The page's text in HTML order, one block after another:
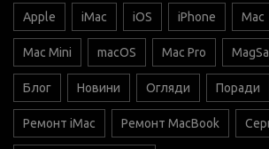
Apple iMac iOS iPhone Mac
Mac Mini macOS Mac Pro
Блог Новини Огляди Поради
Ремонт iMac Ремонт MacBook